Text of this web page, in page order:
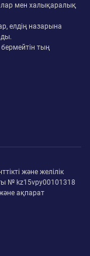
мен халықаралық
елдің назарына
тың
және желілік
№ kz15vpy00101318
ақпарат